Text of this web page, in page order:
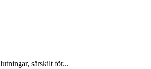
särskilt för...